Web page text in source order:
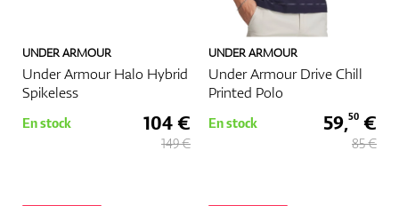
UNDER ARMOUR
Under Armour Halo Hybrid
Spikeless
En stock 104 €
149 €
UNDER ARMOUR
Under Armour Drive Chill
Printed Polo
En stock 59,50 €
85 €